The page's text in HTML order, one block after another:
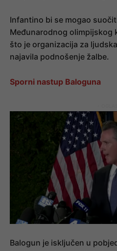
Infantino bi se mogao
Međunarodnog olimpijskog
što je organizacija za
najavila podnošenje žalbe.
Sporni nastup Baloguna
Balogun je isključen u